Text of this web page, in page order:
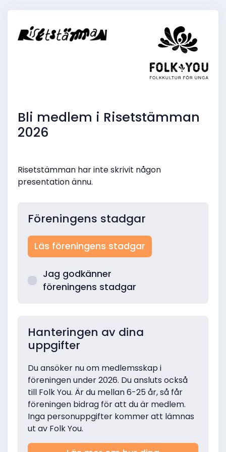
Bli medlem i Risetstämman
2026
Risetstämman har inte skrivit någon
presentation ännu.
Föreningens stadgar
Läs föreningens stadgar
Jag godkänner
föreningens stadgar
Hanteringen av dina
uppgifter
Du ansöker nu om medlemsskap i
föreningen under 2026. Du ansluts också
till Folk You. Är du mellan 6-25 år, så får
föreningen bidrag för att du är medlem.
Inga personuppgifter kommer att lämnas
ut av Folk You.